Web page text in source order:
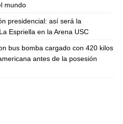
mundo
presidencial: así será la
Espriella en la Arena USC
bus bomba cargado con 420 kilos
antes de la posesión